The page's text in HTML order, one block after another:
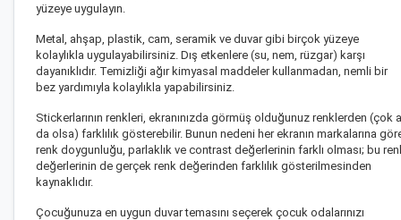
yüzeye uygulayın.
Metal, ahşap, plastik, cam, seramik ve duvar gibi birçok yüzeye
kolaylıkla uygulayabilirsiniz. Dış etkenlere (su, nem, rüzgar) karşı
dayanıklıdır. Temizliği ağır kimyasal maddeler kullanmadan, nemli bir
bez yardımıyla kolaylıkla yapabilirsiniz.
Stickerlarının renkleri, ekranınızda görmüş olduğunuz renklerden (çok
da olsa) farklılık gösterebilir. Bunun nedeni her ekranın markalarına
renk doygunluğu, parlaklık ve contrast değerlerinin farklı olması; bu
değerlerinin de gerçek renk değerinden farklılık gösterilmesinden
kaynaklıdır.
Çocuğunuza en uygun duvar temasını seçerek çocuk odalarınızı